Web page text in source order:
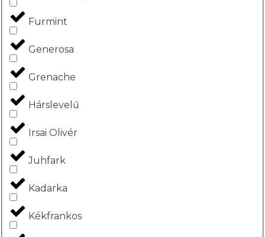
Furmint
Generosa
Grenache
Hárslevelű
Irsai Olivér
Juhfark
Kadarka
Kékfrankos